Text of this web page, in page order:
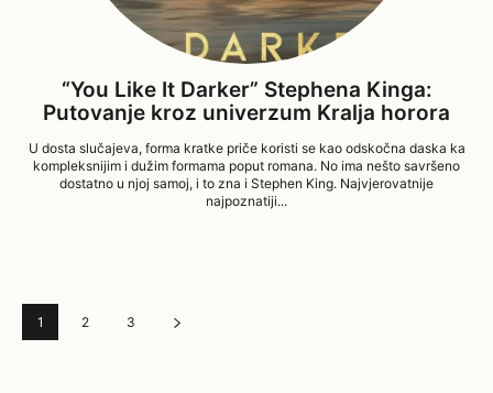
“You Like It Darker” Stephena Kinga:
Putovanje kroz univerzum Kralja horora
U dosta slučajeva, forma kratke priče koristi se kao odskočna daska ka
kompleksnijim i dužim formama poput romana. No ima nešto savršeno
dostatno u njoj samoj, i to zna i Stephen King. Najvjerovatnije
najpoznatiji...
1 2 3